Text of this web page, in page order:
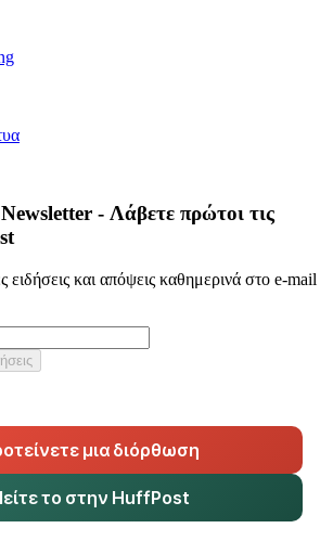
- Λάβετε πρώτοι τις
ειδήσεις και απόψεις καθημερινά στο e-mail
μια διόρθωση
το στην HuffPost